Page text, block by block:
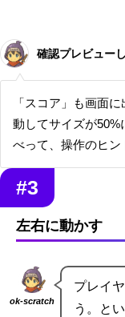
確認プレビュー
「スコア」も画面
動してサイズが
べって、操作のヒン
#3
左右に動かす
ok-scratch
プレイ
う。と